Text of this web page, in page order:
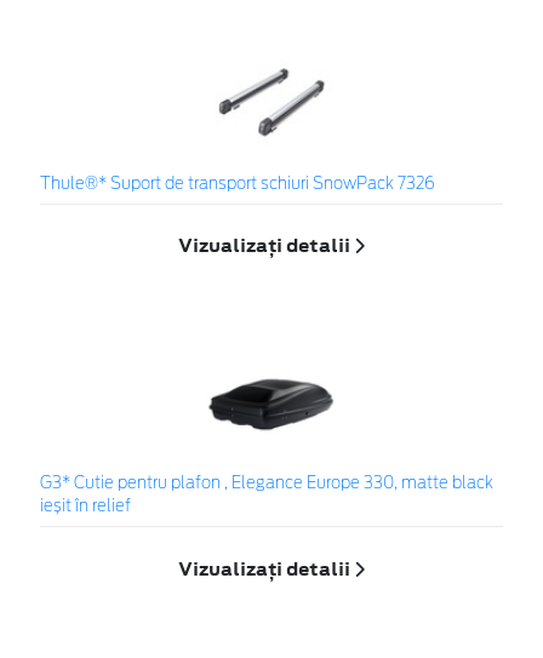
Thule®* Suport de transport schiuri SnowPack 7326
Vizualizați detalii
G3* Cutie pentru plafon , Elegance Europe 330, matte black
ieșit în relief
Vizualizați detalii